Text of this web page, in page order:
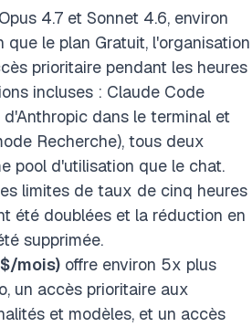
4.7 et Sonnet 4.6, environ
le plan Gratuit, l'organisation
prioritaire pendant les heures
incluses : Claude Code
dans le terminal et
Recherche), tous deux
pool d'utilisation que le chat.
limites de taux de cinq heures
été doublées et la réduction en
supprimée.
mois) offre environ 5x plus
un accès prioritaire aux
et modèles, et un accès